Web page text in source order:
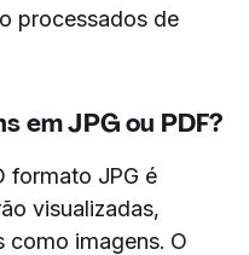
processados de
em JPG ou PDF?
formato JPG é
visualizadas,
como imagens. O